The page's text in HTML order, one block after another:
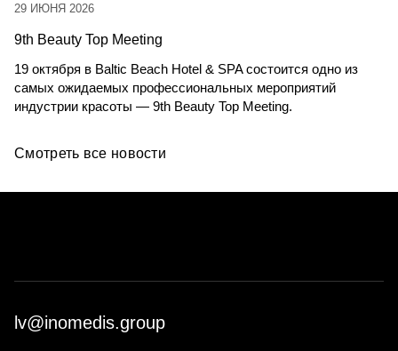
29 ИЮНЯ 2026
9th Beauty Top Meeting
19 октября в Baltic Beach Hotel & SPA состоится одно из
самых ожидаемых профессиональных мероприятий
индустрии красоты — 9th Beauty Top Meeting.
Смотреть все новости
lv@inomedis.group